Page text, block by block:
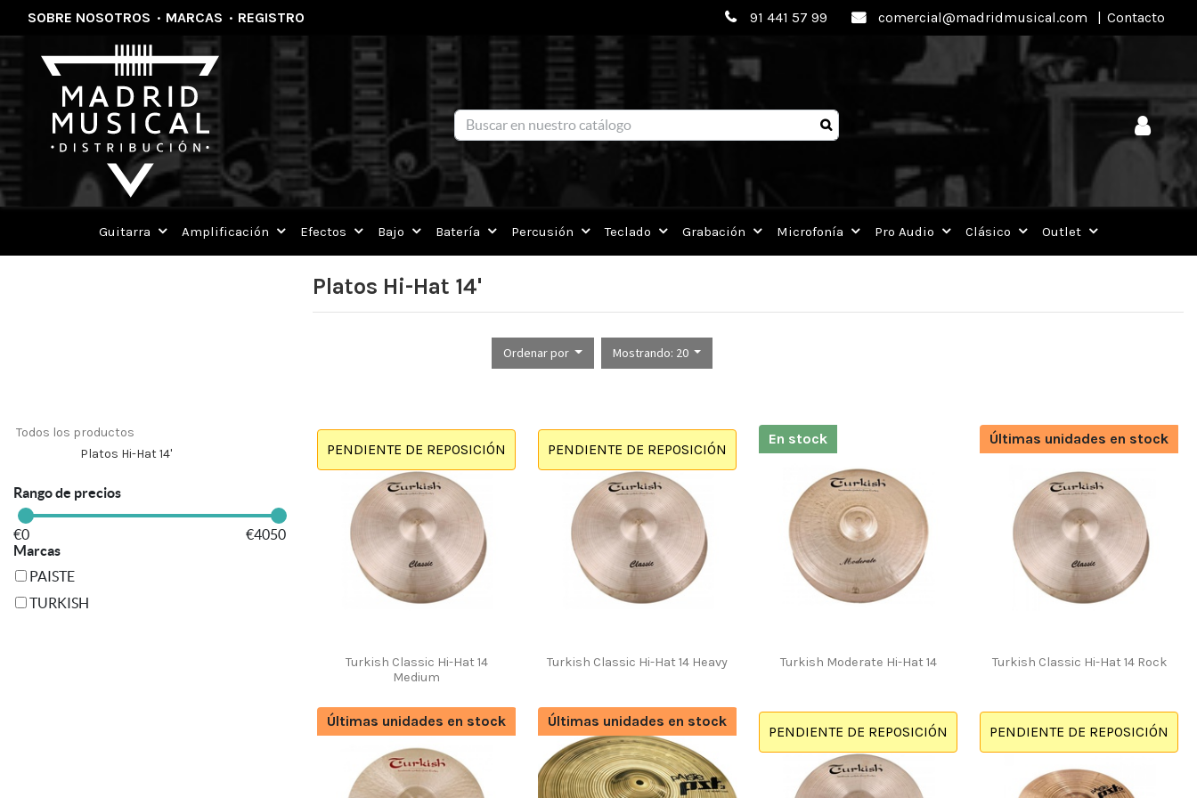
SOBRE NOSOTROS · MARCAS · REGISTRO 91 441 57 99 comercial@madridmusical.com | Contacto
Guitarra Amplificación Efectos Bajo Batería Percusión Teclado Grabación Microfonía Pro Audio Clásico Outlet
Platos Hi-Hat 14'
Ordenar por Mostrando: 20
Todos los productos
Platos Hi-Hat 14'
Rango de precios
€0 €4050
Marcas
PAISTE
TURKISH
Turkish Classic Hi-Hat 14
Medium
PENDIENTE DE REPOSICIÓN
Turkish Classic Hi-Hat 14 Heavy
PENDIENTE DE REPOSICIÓN
Turkish Moderate Hi-Hat 14
En stock
Turkish Classic Hi-Hat 14 Rock
Últimas unidades en stock
Últimas unidades en stock Últimas unidades en stock
PENDIENTE DE REPOSICIÓN PENDIENTE DE REPOSICIÓN